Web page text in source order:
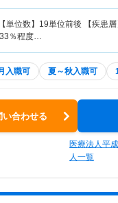
位数】19単位前後 【疾患層
％程度…
入職可 夏～秋入職可
い合わせる
医療法人平
人一覧